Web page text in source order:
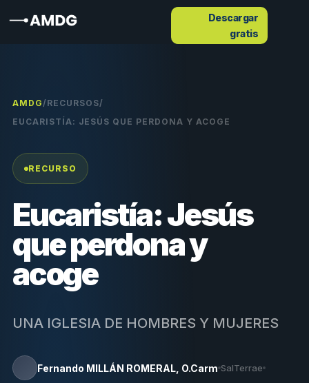
Descargar
gratis
AMDG/RECURSOS/
EUCARISTÍA: JESÚS QUE PERDONA Y ACOGE
RECURSO
Eucaristía: Jesús
que perdona y
acoge
UNA IGLESIA DE HOMBRES Y MUJERES
Fernando MILLÁN ROMERAL, O.Carm SalTerrae